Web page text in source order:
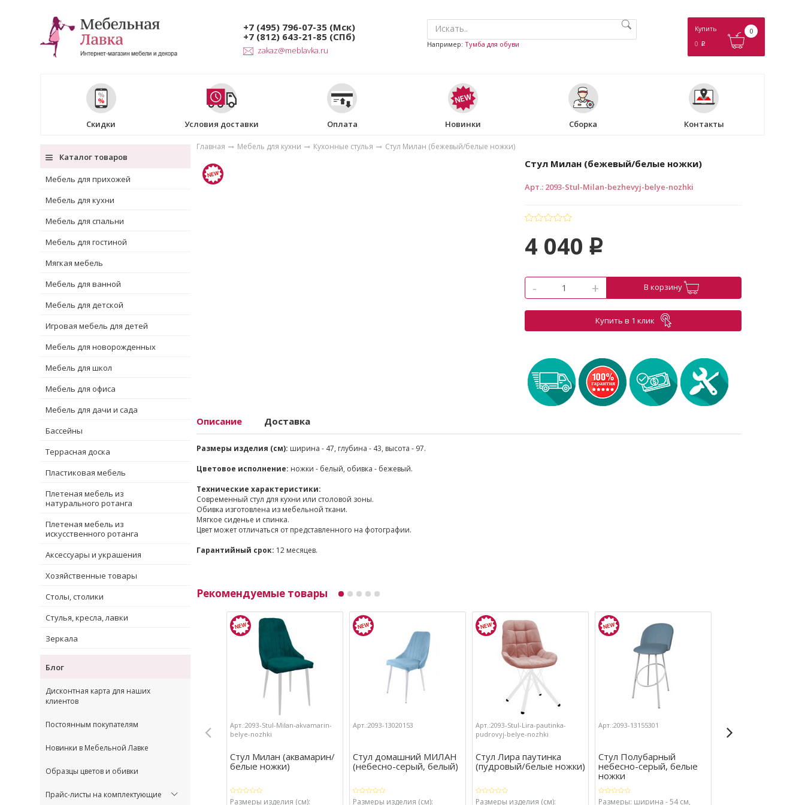
+7 (495) 796-07-35 (Мск)
+7 (812) 643-21-85 (СПб)
zakaz@meblavka.ru
Например: Тумба для обуви
Купить
0 p
0
Скидки Условия доставки Оплата Новинки Сборка Контакты
Каталог товаров
Мебель для прихожей
Мебель для кухни
Мебель для спальни
Мебель для гостиной
Мягкая мебель
Мебель для ванной
Мебель для детской
Игровая мебель для детей
Мебель для новорожденных
Мебель для школ
Мебель для офиса
Мебель для дачи и сада
Бассейны
Террасная доска
Пластиковая мебель
Плетеная мебель из
натурального ротанга
Плетеная мебель из
искусственного ротанга
Аксессуары и украшения
Хозяйственные товары
Столы, столики
Стулья, кресла, лавки
Зеркала
Блог
Дисконтная карта для наших
клиентов
Постоянным покупателям
Новинки в Мебельной Лавке
Образцы цветов и обивки
Прайс-листы на комплектующие
Главная Мебель для кухни Кухонные стулья Стул Милан (бежевый/белые ножки)
Стул Милан (бежевый/белые ножки)
Арт.: 2093-Stul-Milan-bezhevyj-belye-nozhki
4 040 p
- + В корзину
Купить в 1 клик
Описание Доставка
Размеры изделия (см): ширина - 47, глубина - 43, высота - 97.
Цветовое исполнение: ножки - белый, обивка - бежевый.
Технические характеристики:
Современный стул для кухни или столовой зоны.
Обивка изготовлена из мебельной ткани.
Мягкое сиденье и спинка.
Цвет может отличаться от представленного на фотографии.
Гарантийный срок: 12 месяцев.
Рекомендуемые товары
Арт.:2093-Stul-Milan-akvamarin-
belye-nozhki
Стул Милан (аквамарин/
белые ножки)
Размеры изделия (см):
Арт.:2093-13020153
Стул домашний МИЛАН
(небесно-серый, белый)
Размеры изделия (см):
Арт.:2093-Stul-Lira-pautinka-
pudrovyj-belye-nozhki
Стул Лира паутинка
(пудровый/белые ножки)
Размеры изделия (см):
Арт.:2093-13155301
Стул Полубарный
небесно-серый, белые
ножки
Размеры: ширина - 54 см,